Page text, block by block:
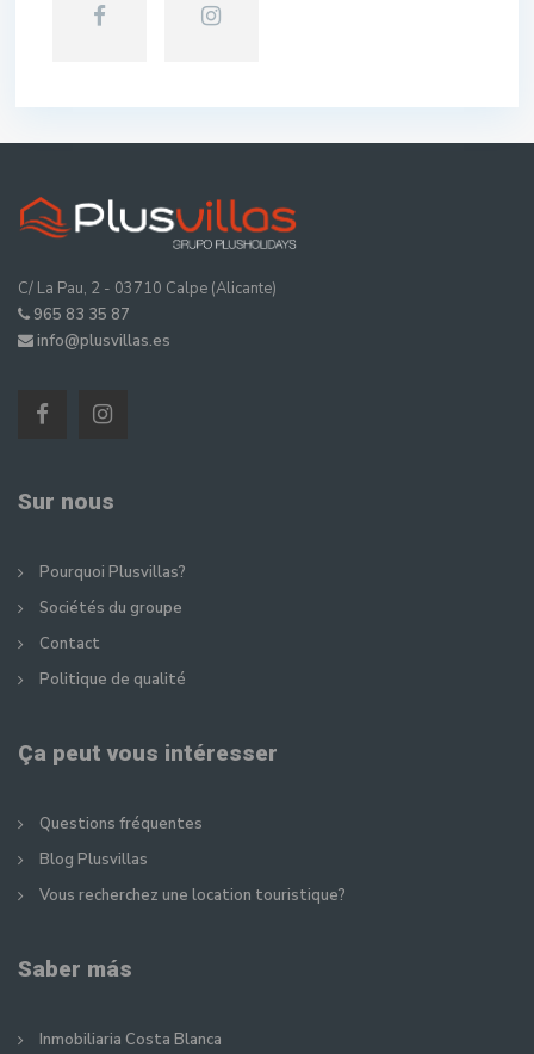
C/ La Pau, 2 - 03710 Calpe (Alicante)
965 83 35 87
info@plusvillas.es
Sur nous
Pourquoi Plusvillas?
Sociétés du groupe
Contact
Politique de qualité
Ça peut vous intéresser
Questions fréquentes
Blog Plusvillas
Vous recherchez une location touristique?
Saber más
Inmobiliaria Costa Blanca